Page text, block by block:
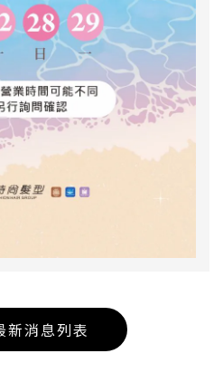
新消息列表